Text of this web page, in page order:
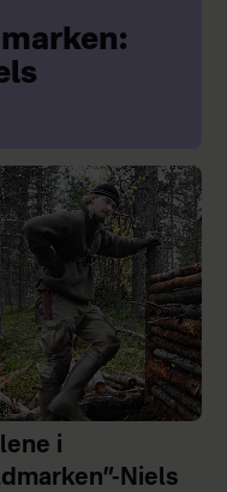
i
Niels